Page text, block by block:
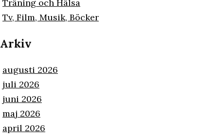
Träning och Hälsa
Tv, Film, Musik, Böcker
Arkiv
augusti 2026
juli 2026
juni 2026
maj 2026
april 2026